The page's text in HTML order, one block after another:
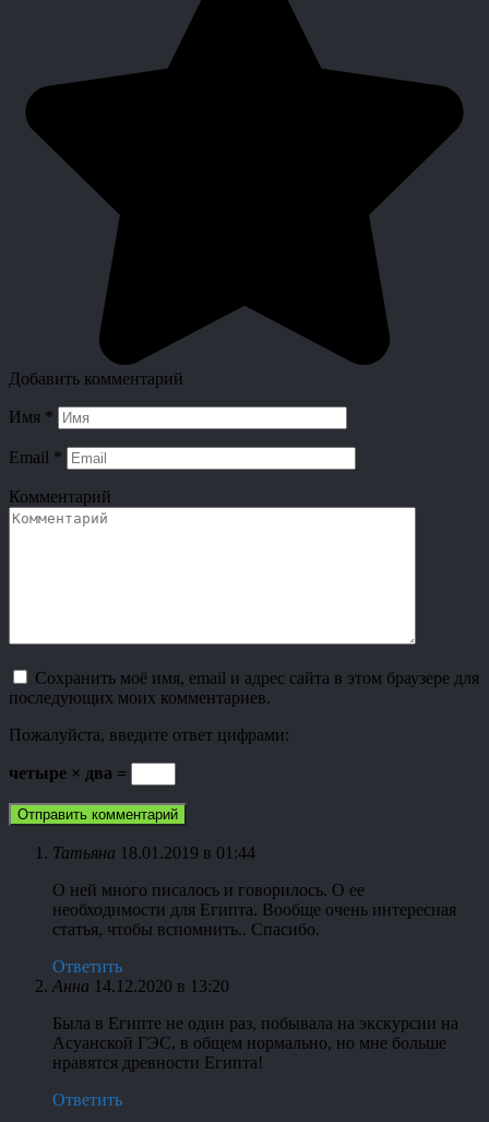
Добавить комментарий
Имя *
Email *
Комментарий
Сохранить моё имя, email и адрес сайта в этом браузере для
последующих моих комментариев.
Пожалуйста, введите ответ цифрами:
четыре × два =
Татьяна 18.01.2019 в 01:44
О ней много писалось и говорилось. О ее
необходимости для Египта. Вообще очень интересная
статья, чтобы вспомнить.. Спасибо.
Ответить
Анна 14.12.2020 в 13:20
Была в Египте не один раз, побывала на экскурсии на
Асуанской ГЭС, в общем нормально, но мне больше
нравятся древности Египта!
Ответить